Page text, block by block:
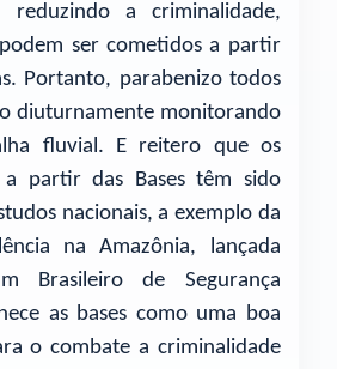
reduzindo a criminalidade,
ser cometidos a partir
Portanto, parabenizo todos
diuturnamente monitorando
fluvial. E reitero que os
a partir das Bases têm sido
nacionais, a exemplo da
na Amazônia, lançada
Brasileiro de Segurança
as bases como uma boa
o combate a criminalidade